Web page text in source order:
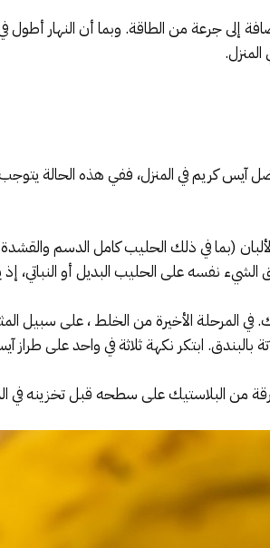
إلى جرعة من الطاقة. وبما أن النهار
آيس كريم في المنزل، ففي هذه الحالة
(بما في ذلك الحليب كامل الدسم والقشدة
نفسه على الحليب البديل أو النباتي،
المرحلة الأخيرة من الخلط ، على سبيل
بالبندق. ابتكر نكهة ثلاثة في واحد على طراز